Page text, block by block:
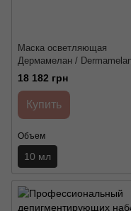
Маска осветляющая
Дермамелан /
mask Mesoestetic
18 182 грн
Купить
Объем
10 мл